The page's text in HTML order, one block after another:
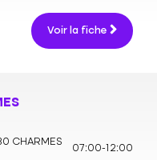
Voir la fiche
CHARMES
07:00-12:00